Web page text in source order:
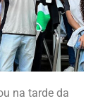
na tarde da